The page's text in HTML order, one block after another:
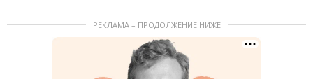
РЕКЛАМА – ПРОДОЛЖЕНИЕ НИЖЕ